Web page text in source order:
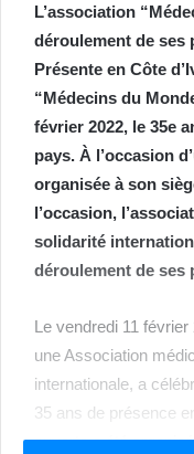
L’association
déroulement de ses
Présente en Côte
“Médecins du
février 2022, le 35e
pays. À l’occasion
organisée à son
l’occasion,
solidarité
déroulement de ses
Le vendredi 11
une Association
internationale, a
35 ans de présence
ouverte a été